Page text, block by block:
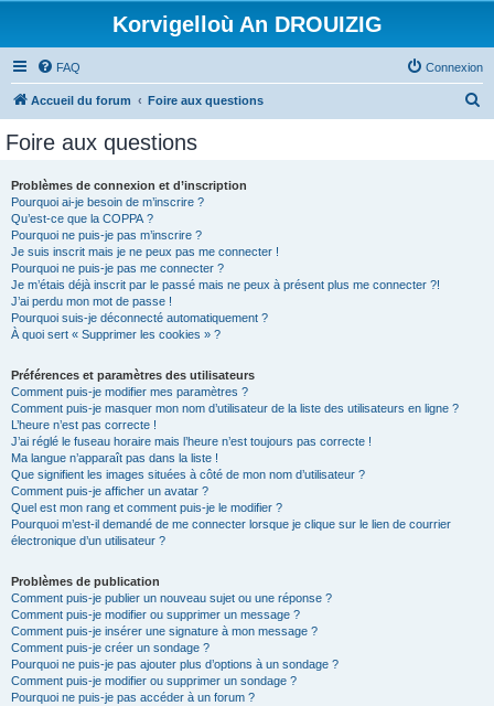
Korvigelloù An DROUIZIG
FAQ Connexion
Accueil du forum Foire aux questions
Foire aux questions
Problèmes de connexion et d’inscription
Pourquoi ai-je besoin de m’inscrire ?
Qu’est-ce que la COPPA ?
Pourquoi ne puis-je pas m’inscrire ?
Je suis inscrit mais je ne peux pas me connecter !
Pourquoi ne puis-je pas me connecter ?
Je m’étais déjà inscrit par le passé mais ne peux à présent plus me connecter ?!
J’ai perdu mon mot de passe !
Pourquoi suis-je déconnecté automatiquement ?
À quoi sert « Supprimer les cookies » ?
Préférences et paramètres des utilisateurs
Comment puis-je modifier mes paramètres ?
Comment puis-je masquer mon nom d’utilisateur de la liste des utilisateurs en ligne ?
L’heure n’est pas correcte !
J’ai réglé le fuseau horaire mais l’heure n’est toujours pas correcte !
Ma langue n’apparaît pas dans la liste !
Que signifient les images situées à côté de mon nom d’utilisateur ?
Comment puis-je afficher un avatar ?
Quel est mon rang et comment puis-je le modifier ?
Pourquoi m’est-il demandé de me connecter lorsque je clique sur le lien de courrier
électronique d’un utilisateur ?
Problèmes de publication
Comment puis-je publier un nouveau sujet ou une réponse ?
Comment puis-je modifier ou supprimer un message ?
Comment puis-je insérer une signature à mon message ?
Comment puis-je créer un sondage ?
Pourquoi ne puis-je pas ajouter plus d’options à un sondage ?
Comment puis-je modifier ou supprimer un sondage ?
Pourquoi ne puis-je pas accéder à un forum ?